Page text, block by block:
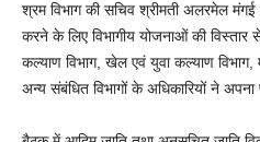
श्रम विभाग की सचिव श्रीमती अलरमेल
करने के लिए विभागीय योजनाओं की विस्तार
कल्याण विभाग, खेल एवं युवा कल्याण विभाग,
अन्य संबंधित विभागों के अधिकारियों ने